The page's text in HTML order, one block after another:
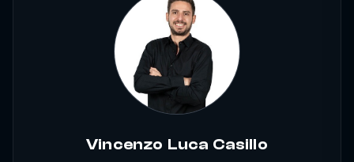
Vincenzo Luca Casillo